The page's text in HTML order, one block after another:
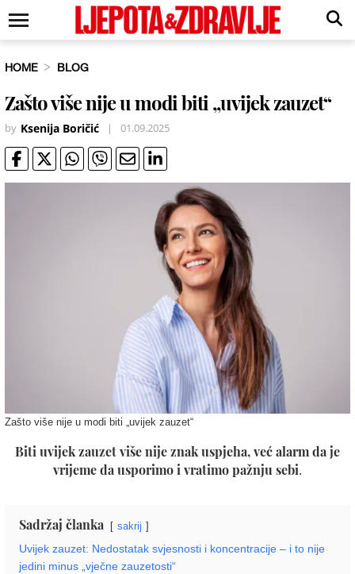
HOME BLOG
Zašto više nije u modi biti „uvijek zauzet“
by Ksenija Boričić | 01.09.2025
Zašto više nije u modi biti „uvijek zauzet“
Biti uvijek zauzet više nije znak uspjeha, već alarm da je
vrijeme da usporimo i vratimo pažnju sebi.
Sadržaj članka sakrij
Uvijek zauzet: Nedostatak svjesnosti i koncentracije – i to nije
jedini minus „vječne zauzetosti“